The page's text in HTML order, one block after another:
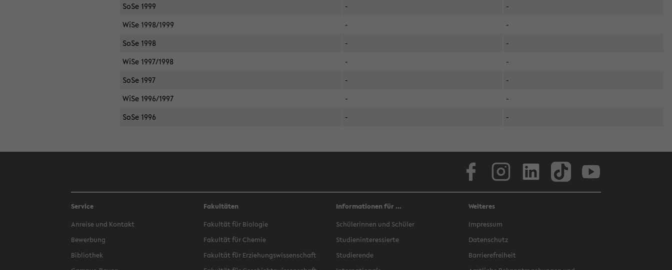
SoSe 1999
-
-
WiSe 1998/1999
-
-
SoSe 1998
-
-
WiSe 1997/1998
-
-
SoSe 1997
-
-
WiSe 1996/1997
-
-
SoSe 1996
- -
Service
Anreise und Kontakt
Bewerbung
Bibliothek
Fakultäten
Fakultät für Biologie
Fakultät für Chemie
Fakultät für Erziehungswissenschaft
Informationen für ...
Schülerinnen und Schüler
Studieninteressierte
Studierende
Weiteres
Impressum
Datenschutz
Barrierefreiheit